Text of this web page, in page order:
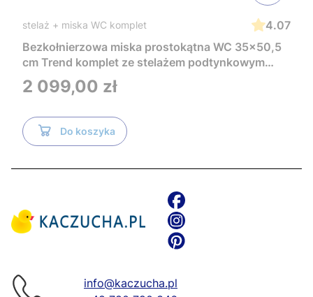
stelaż + miska WC komplet
4.07
Bezkołnierzowa miska prostokątna WC 35x50,5
cm Trend komplet ze stelażem podtynkowym
Tece i czarnym przyciskiem TeceNow
TR2216+Tece
Cena
2 099,00 zł
Do koszyka
info@kaczucha.pl